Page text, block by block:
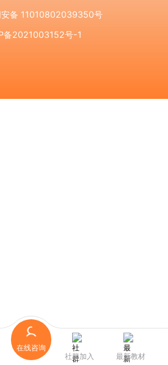
安备 11010802039350号
备2021003152号-1
在线咨询
社群加入
最新教材